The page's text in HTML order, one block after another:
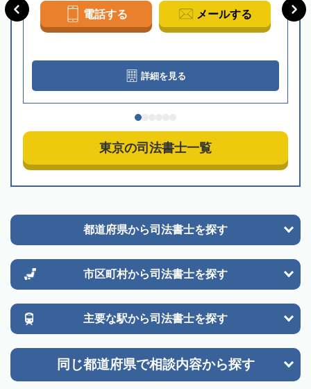
電話する メールする
詳細を見る
東京の司法書士一覧
都道府県から司法書士を探す
市区町村から司法書士を探す
主要な駅から司法書士を探す
同じ都道府県で相談内容から探す